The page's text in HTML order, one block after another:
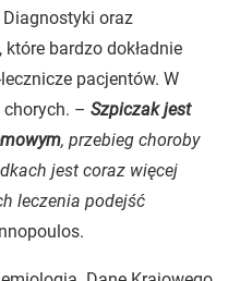
oraz
bardzo dokładnie
pacjentów. W
– Szpiczak jest
, przebieg choroby
jest coraz więcej
leczenia podejść